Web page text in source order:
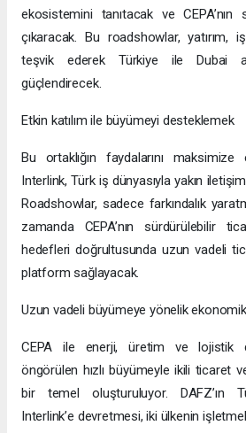
ekosistemini tanıtacak ve CEPA’nın
çıkaracak. Bu roadshowlar, yatırım,
teşvik ederek Türkiye ile Dubai
güçlendirecek.
Etkin katılım ile büyümeyi desteklemek
Bu ortaklığın faydalarını
Interlink, Türk iş dünyasıyla yakın
Roadshowlar, sadece farkındalık
zamanda CEPA’nın sürdürülebilir
hedefleri doğrultusunda uzun vadeli
platform sağlayacak.
Uzun vadeli büyümeye yönelik
CEPA ile enerji, üretim ve lojistik
öngörülen hızlı büyümeyle ikili ticaret
bir temel oluşturuluyor. DAFZ’ın
Interlink’e devretmesi, iki ülkenin